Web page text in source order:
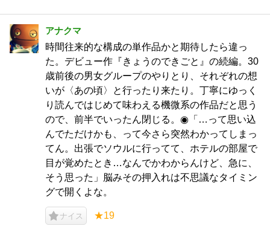
アナクマ
時間往来的な構成の単作品かと期待したら違っ
た。デビュー作『きょうのできごと』の続編。30
歳前後の男女グループのやりとり、それぞれの想
いが〈あの頃〉と行ったり来たり。丁寧にゆっく
り読んではじめて味わえる機微系の作品だと思う
ので、前半でいったん閉じる。◉「…って思い込
んでただけかも、って今さら突然わかってしまっ
てん。出張でソウルに行ってて、ホテルの部屋で
目が覚めたとき…なんでかわからんけど、急に、
そう思った」脳みその押入れは不思議なタイミン
グで開くよな。
ナイス ★19